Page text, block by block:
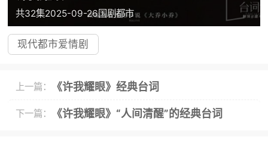
共32集2025-09-26国剧都市
现代都市爱情剧
上一篇： 《许我耀眼》经典台词
下一篇： 《许我耀眼》“人间清醒”的经典台词